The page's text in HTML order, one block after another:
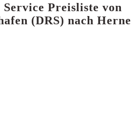
Preisliste von
(DRS) nach Herne